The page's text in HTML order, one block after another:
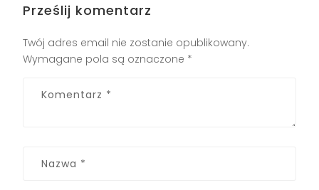
Prześlij komentarz
Twój adres email nie zostanie opublikowany.
Wymagane pola są oznaczone *